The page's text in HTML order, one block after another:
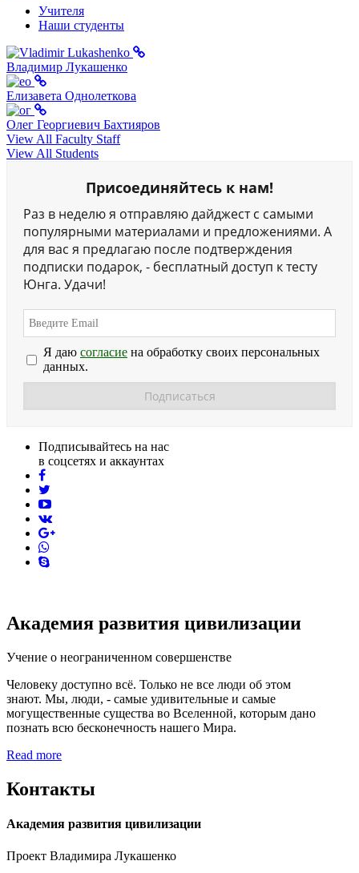
Учителя
Наши студенты
Владимир Лукашенко
Елизавета Однолеткова
Олег Георгиевич Бахтияров
View All Faculty Staff
View All Students
Присоединяйтесь к нам!
Раз в неделю я отправляю дайджест с самыми
популярными материалами и предложениями. А
для вас я предлагаю после подтверждения
подписки подарок, - бесплатный доступ к тесту
Юнга. Удачи!
Я даю согласие на обработку своих персональных
данных.
Подписывайтесь на нас
в соцсетях и аккаунтах
facebook
youtube
vk
skype
Академия развития цивилизации
Учение о неограниченном совершенстве
Человеку доступно всё. Только не все люди об этом
знают. Мы, люди, - самые удивительные и самые
могущественные существа во Вселенной, которым дано
познать всю бесконечность нашего Мира.
Read more
Контакты
Академия развития цивилизации
Проект Владимира Лукашенко